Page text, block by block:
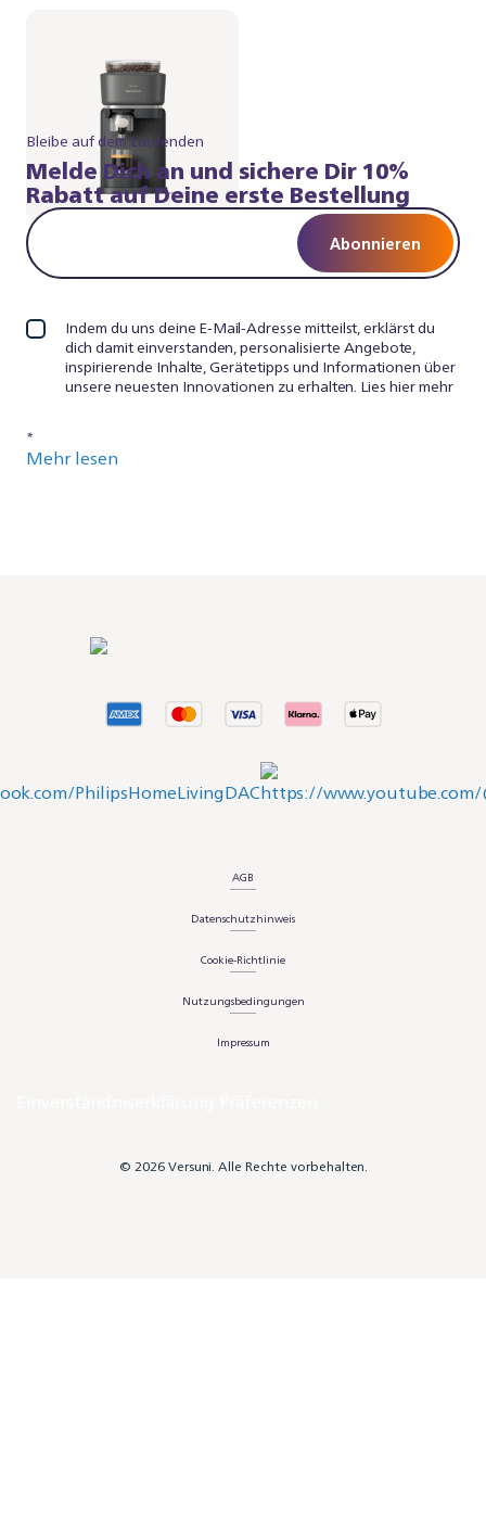
Bleibe auf dem Laufenden
Melde Dich an und sichere Dir 10%
Rabatt auf Deine erste Bestellung
Abonnieren
Indem du uns deine E-Mail-Adresse mitteilst, erklärst du
dich damit einverstanden, personalisierte Angebote,
inspirierende Inhalte, Gerätetipps und Informationen über
unsere neuesten Innovationen zu erhalten. Lies hier mehr
*
Mehr lesen
AGB
Datenschutzhinweis
Cookie-Richtlinie
Nutzungsbedingungen
Impressum
© 2026 Versuni. Alle Rechte vorbehalten.